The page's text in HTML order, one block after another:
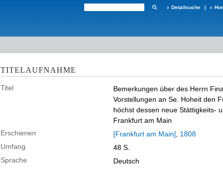
Detailsuche |
TITELAUFNAHME
Titel
Bemerkungen über des Herrn
Vorstellungen an Se. Hoheit den
höchst dessen neue Stättigkeits-
Frankfurt am Main
Erschienen
[Frankfurt am Main]
1808
Umfang
48 S.
Sprache
Deutsch